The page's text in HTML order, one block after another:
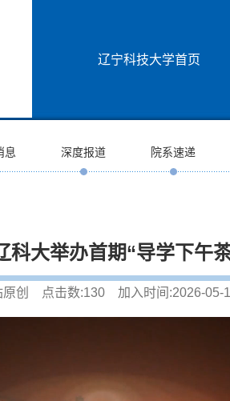
辽宁科技大学首页
息 深度报道 院系速递
科大举办首期“导学下午
原创 点击数:130加入时间:2026-05-